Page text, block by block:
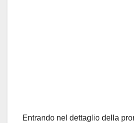
Entrando nel dettaglio della